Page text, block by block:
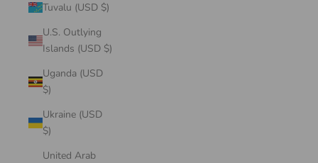
Tuvalu (USD $)
U.S. Outlying
Islands (USD $)
Uganda (USD
$)
Ukraine (USD
$)
United Arab